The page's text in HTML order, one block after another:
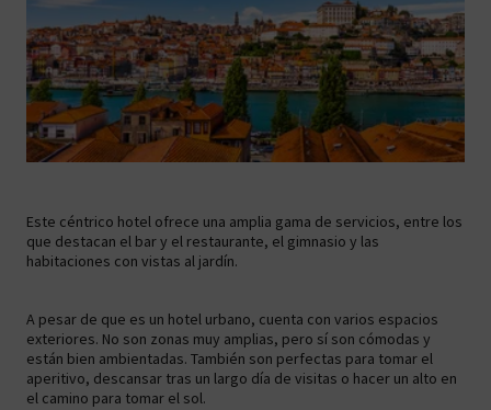
Este céntrico hotel ofrece una amplia gama de servicios, entre los
que destacan el bar y el restaurante, el gimnasio y las
habitaciones con vistas al jardín.
A pesar de que es un hotel urbano, cuenta con varios espacios
exteriores. No son zonas muy amplias, pero sí son cómodas y
están bien ambientadas. También son perfectas para tomar el
aperitivo, descansar tras un largo día de visitas o hacer un alto en
el camino para tomar el sol.